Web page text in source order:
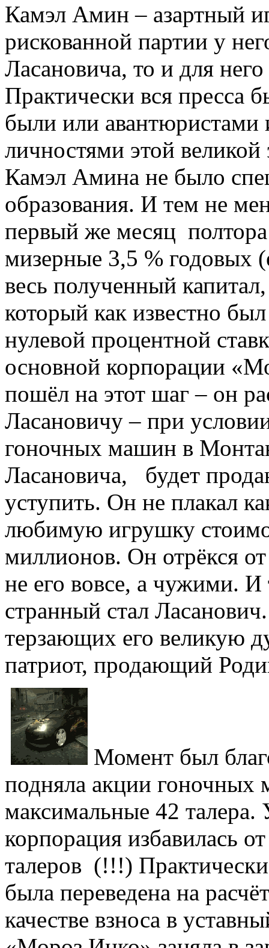
Камэл Амин – азартный
рискованной партии у
Ласановича, то и для
Практически вся пресса
были или
личностями этой
Камэл Амина не было
образования. И тем не
первый же месяц
мизерные 3,5 % годовых
весь полученный
который как известно
нулевой процентной
основной корпорации
пошёл на этот шаг – он
Ласановичу – при
гоночных машин в
Ласановича, будет
уступить. Он не плакал
любимую игрушку
миллионов. Он отрёкся
не его вовсе, а чужими.
странный стал
терзающих его великую
патриот, продающий
Момент был
подняла акции гоночных
максимальные 42 талера.
корпорация избавилась
талеров (!!!)
была переведена на
качестве взноса в